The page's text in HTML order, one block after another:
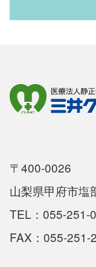
〒400-0026
山梨県甲府市塩
TEL：055-251-
FAX：055-251-